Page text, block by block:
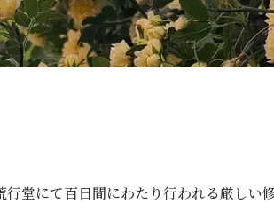
行堂にて百日間にわたり行われる厳しい